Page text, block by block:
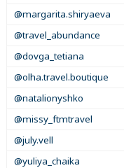
@margarita.shiryaeva
@travel_abundance
@dovga_tetiana
@olha.travel.boutique
@natalionyshko
@missy_ftmtravel
@july.vell
@yuliya_chaika